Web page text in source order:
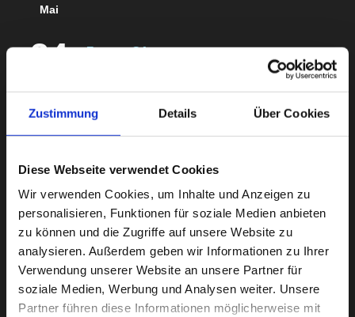
Zustimmung Details Über Cookies
Diese Webseite verwendet Cookies
Wir verwenden Cookies, um Inhalte und Anzeigen zu
personalisieren, Funktionen für soziale Medien anbieten
zu können und die Zugriffe auf unsere Website zu
analysieren. Außerdem geben wir Informationen zu Ihrer
Verwendung unserer Website an unsere Partner für
soziale Medien, Werbung und Analysen weiter. Unsere
Partner führen diese Informationen möglicherweise mit
Mai
24 Fresno, CA
Save Mart Center w/ Aloe Blacc
BUY NOW
12
Juli
BUY NOW
06
Juli
Canadian Tire Centre w/ Special
Guest Pharrell Williams